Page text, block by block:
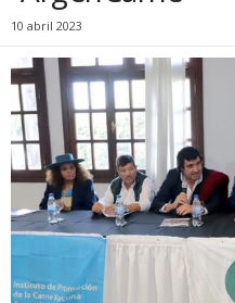
10 abril 2023